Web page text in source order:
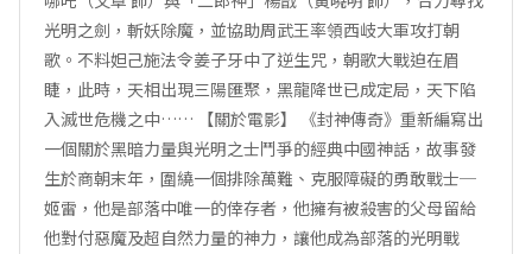
光明之劍，斬妖除魔，並協助周武王率領西岐大軍攻打朝
歌。不料妲己施法令姜子牙中了逆生咒，朝歌大戰迫在眉
睫，此時，天相出現三陽匯聚，黑龍降世已成定局，天下陷
入滅世危機之中…… 【關於電影】 《封神傳奇》重新編寫出
一個關於黑暗力量與光明之士鬥爭的經典中國神話，故事發
生於商朝末年，圍繞一個排除萬難、克服障礙的勇敢戰士─
姬雷，他是部落中唯一的倖存者，他擁有被殺害的父母留給
他對付惡魔及超自然力量的神力，讓他成為部落的光明戰